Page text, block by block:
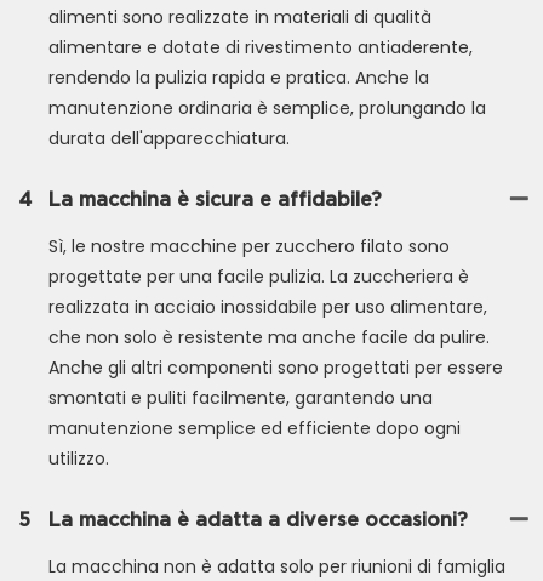
alimenti sono realizzate in materiali di qualità
alimentare e dotate di rivestimento antiaderente,
rendendo la pulizia rapida e pratica. Anche la
manutenzione ordinaria è semplice, prolungando la
durata dell'apparecchiatura.
4 La macchina è sicura e affidabile?
Sì, le nostre macchine per zucchero filato sono
progettate per una facile pulizia. La zuccheriera è
realizzata in acciaio inossidabile per uso alimentare,
che non solo è resistente ma anche facile da pulire.
Anche gli altri componenti sono progettati per essere
smontati e puliti facilmente, garantendo una
manutenzione semplice ed efficiente dopo ogni
utilizzo.
5 La macchina è adatta a diverse occasioni?
La macchina non è adatta solo per riunioni di famiglia